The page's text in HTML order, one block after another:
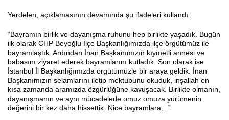
Yerdelen, açıklamasının devamında şu ifadeleri kullandı:
“Bayramın birlik ve dayanışma ruhunu hep birlikte yaşadık. Bugün
ilk olarak CHP Beyoğlu İlçe Başkanlığımızda ilçe örgütümüz ile
bayramlaştık. Ardından İnan Başkanımızın kıymetli annesi ve
babasını ziyaret ederek bayramlarını kutladık. Son olarak ise
İstanbul İl Başkanlığımızda örgütümüzle bir araya geldik. İnan
Başkanımızın selamlarını iletip mektubunu okuduk, inşallah en
kısa zamanda aramızda özgürlüğüne kavuşacak. Birlikte olmanın,
dayanışmanın ve aynı mücadelede omuz omuza yürümenin
değerini bir kez daha hissettik. Nice bayramlara…”